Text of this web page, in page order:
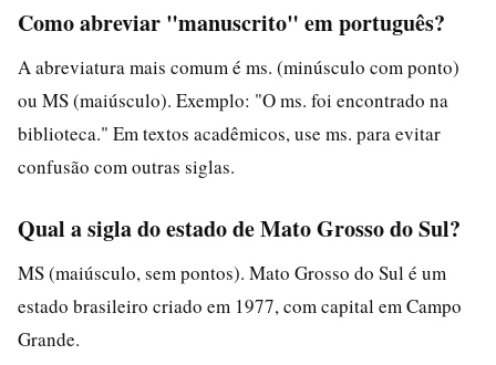
Como abreviar "manuscrito" em português?
A abreviatura mais comum é ms. (minúsculo com ponto)
ou MS (maiúsculo). Exemplo: "O ms. foi encontrado na
biblioteca." Em textos acadêmicos, use ms. para evitar
confusão com outras siglas.
Qual a sigla do estado de Mato Grosso do Sul?
MS (maiúsculo, sem pontos). Mato Grosso do Sul é um
estado brasileiro criado em 1977, com capital em Campo
Grande.